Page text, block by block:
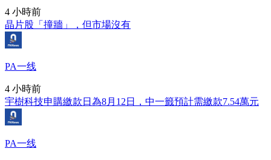
4 小時前
晶片股「撞牆」，但市場沒有
PA一线
4 小時前
宇樹科技申購繳款日為8月12日，中一籤預計需繳款7.54萬元
PA一线